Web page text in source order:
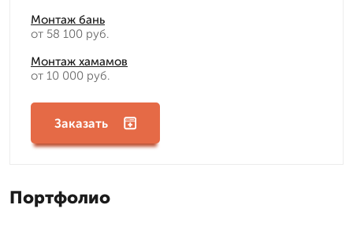
Монтаж бань
от 58 100 руб.
Монтаж хамамов
от 10 000 руб.
Заказать
Портфолио